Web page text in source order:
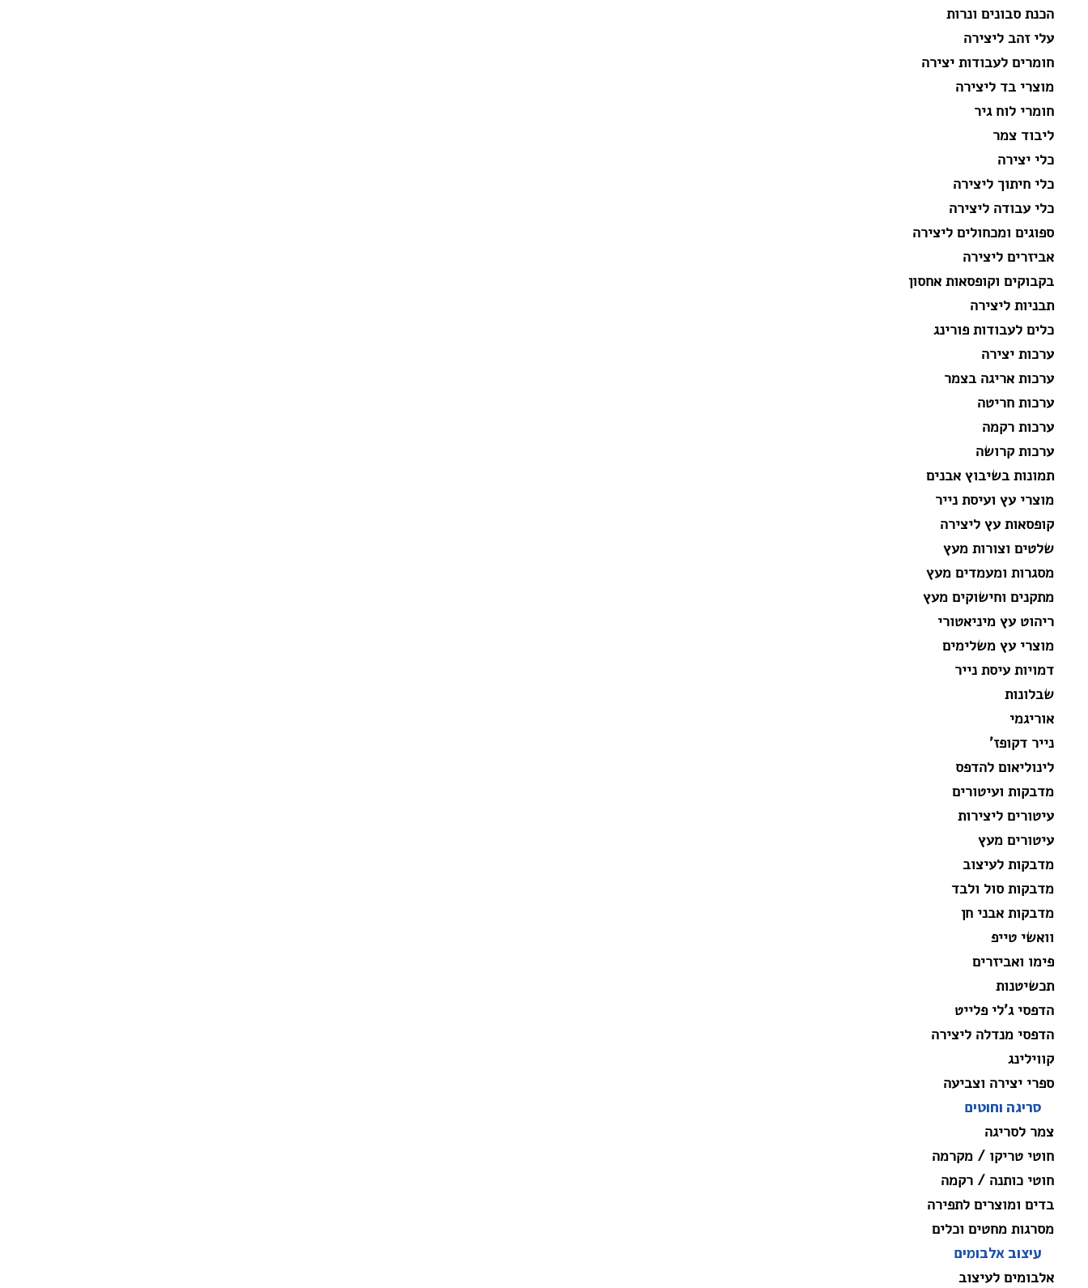
הכנת סבונים ונרות
עלי זהב ליצירה
חומרים לעבודות יצירה
מוצרי בד ליצירה
חומרי לוח גיר
ליבוד צמר
כלי יצירה
כלי חיתוך ליצירה
כלי עבודה ליצירה
ספוגים ומכחולים ליצירה
אביזרים ליצירה
בקבוקים וקופסאות אחסון
תבניות ליצירה
כלים לעבודות פורינג
ערכות יצירה
ערכות אריגה בצמר
ערכות חריטה
ערכות רקמה
ערכות קרושה
תמונות בשיבוץ אבנים
מוצרי עץ ועיסת נייר
קופסאות עץ ליצירה
שלטים וצורות מעץ
מסגרות ומעמדים מעץ
מתקנים וחישוקים מעץ
ריהוט עץ מיניאטורי
מוצרי עץ משלימים
דמויות עיסת נייר
שבלונות
אוריגמי
נייר דקופז'
לינוליאום להדפס
מדבקות ועיטורים
עיטורים ליצירות
עיטורים מעץ
מדבקות לעיצוב
מדבקות סול ולבד
מדבקות אבני חן
וואשי טייפ
פימו ואביזרים
תכשיטנות
הדפסי ג'לי פלייט
הדפסי מנדלה ליצירה
קווילינג
ספרי יצירה וצביעה
סריגה וחוטים
צמר לסריגה
חוטי טריקו / מקרמה
חוטי כותנה / רקמה
בדים ומוצרים לתפירה
מסרגות מחטים וכלים
עיצוב אלבומים
אלבומים לעיצוב